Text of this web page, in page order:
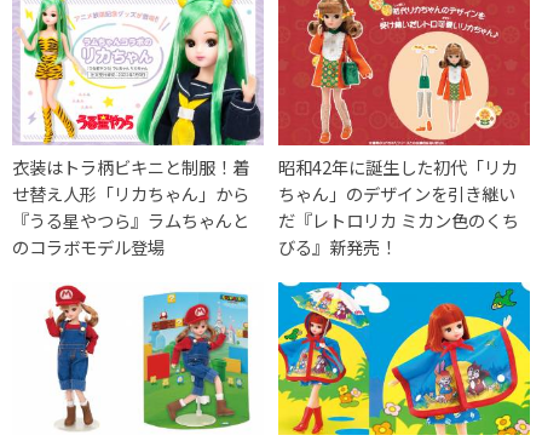
衣装はトラ柄ビキニと制服！着
せ替え人形「リカちゃん」から
『うる星やつら』ラムちゃんと
のコラボモデル登場
昭和42年に誕生した初代「リカ
ちゃん」のデザインを引き継い
だ『レトロリカ ミカン色のくち
びる』新発売！